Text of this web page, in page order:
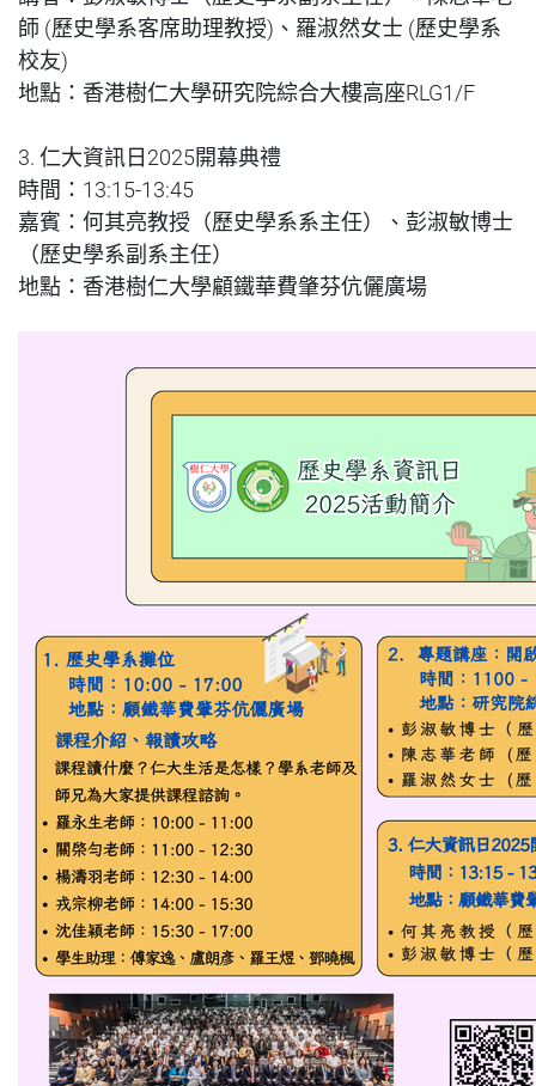
師 (歷史學系客席助理教授)、羅淑然女士 (歷史學系
校友)
地點：香港樹仁大學研究院綜合大樓高座RLG1/F
3. 仁大資訊日2025開幕典禮
時間：13:15-13:45
嘉賓：何其亮教授（歷史學系系主任）、彭淑敏博士
（歷史學系副系主任）
地點：香港樹仁大學顧鐵華費肇芬伉儷廣場